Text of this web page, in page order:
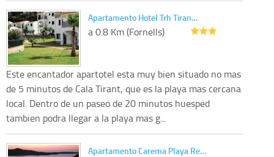
Apartamento Hotel Trh Tiran…
a 0.8 Km (Fornells)
Este encantador apartotel esta muy bien situado no mas
de 5 minutos de Cala Tirant, que es la playa mas cercana
local. Dentro de un paseo de 20 minutos huesped
tambien podra llegar a la playa mas g...
Apartamento Carema Playa Re…